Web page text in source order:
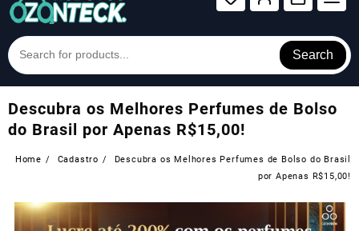
Search
Descubra os Melhores Perfumes de Bolso
do Brasil por Apenas R$15,00!
Home Cadastro
Descubra os Melhores Perfumes de Bolso do Brasil
por Apenas R$15,00!